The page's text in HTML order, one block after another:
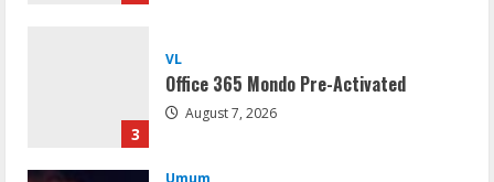
3
Office 365 Mondo Pre-Activated